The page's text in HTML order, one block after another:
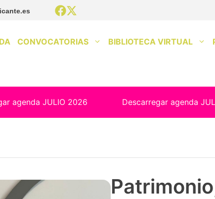
CONVOCATORIAS BIBLIOTECA VIRTUAL
agenda JULIO 2026 Descarregar agenda